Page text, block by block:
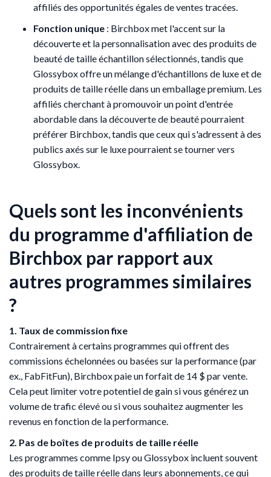
affiliés des opportunités égales de ventes tracées.
Fonction unique : Birchbox met l'accent sur la
découverte et la personnalisation avec des produits de
beauté de taille échantillon sélectionnés, tandis que
Glossybox offre un mélange d'échantillons de luxe et de
produits de taille réelle dans un emballage premium. Les
affiliés cherchant à promouvoir un point d'entrée
abordable dans la découverte de beauté pourraient
préférer Birchbox, tandis que ceux qui s'adressent à des
publics axés sur le luxe pourraient se tourner vers
Glossybox.
Quels sont les inconvénients
du programme d'affiliation de
Birchbox par rapport aux
autres programmes similaires
?
1. Taux de commission fixe
Contrairement à certains programmes qui offrent des
commissions échelonnées ou basées sur la performance (par
ex., FabFitFun), Birchbox paie un forfait de 14 $ par vente.
Cela peut limiter votre potentiel de gain si vous générez un
volume de trafic élevé ou si vous souhaitez augmenter les
revenus en fonction de la performance.
2. Pas de boîtes de produits de taille réelle
Les programmes comme Ipsy ou Glossybox incluent souvent
des produits de taille réelle dans leurs abonnements, ce qui